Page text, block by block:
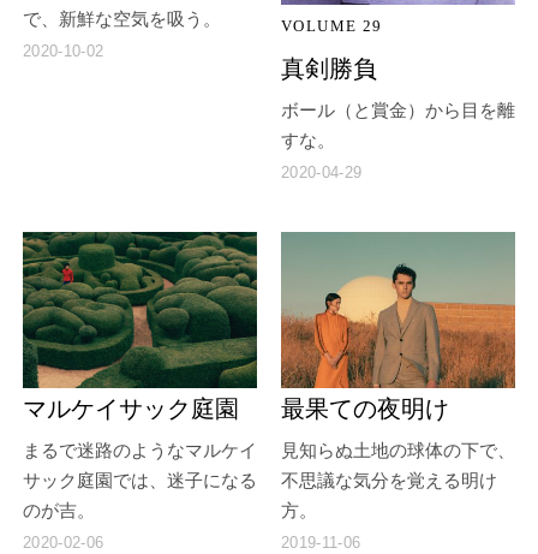
で、新鮮な空気を吸う。
2020-10-02
VOLUME 29
真剣勝負
ボール（と賞金）から目を離
すな。
2020-04-29
マルケイサック庭園
まるで迷路のようなマルケイ
サック庭園では、迷子になる
のが吉。
2020-02-06
最果ての夜明け
見知らぬ土地の球体の下で、
不思議な気分を覚える明け
方。
2019-11-06